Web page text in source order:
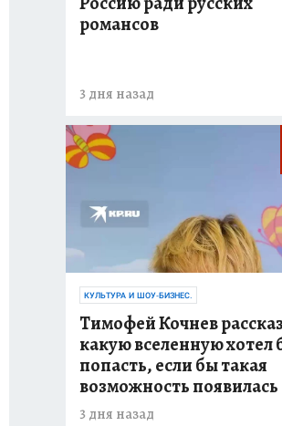
романсов
3 дня назад
КУЛЬТУРА И ШОУ-БИЗНЕС.
Тимофей Кочнев
какую вселенную хотел
попасть, если бы такая
возможность появилась
3 дня назад